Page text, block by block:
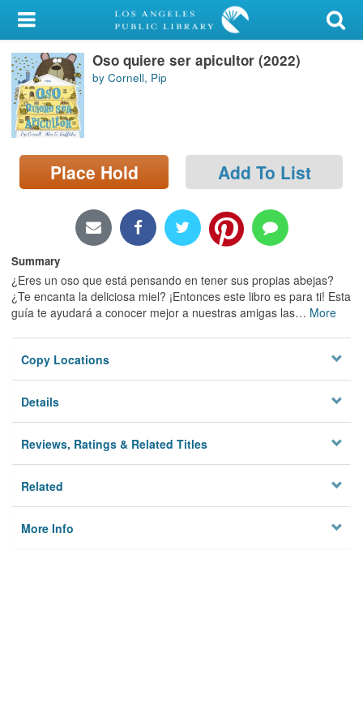
My Account
Library Card
Sign In
Search
Locations/Hours (external
Oso quiere ser apicultor (2022)
by Cornell, Pip
Place Hold Add To List
Summary
¿Eres un oso que está pensando en tener sus propias abejas?
¿Te encanta la deliciosa miel? ¡Entonces este libro es para ti! Esta
guía te ayudará a conocer mejor a nuestras amigas las… More
Copy Locations
Details
Reviews, Ratings & Related Titles
Related
More Info